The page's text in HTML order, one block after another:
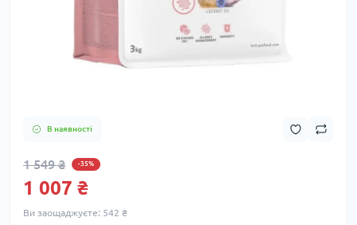
В наявності
1 549 ₴ -35%
1 007 ₴
Ви заощаджуєте: 542 ₴